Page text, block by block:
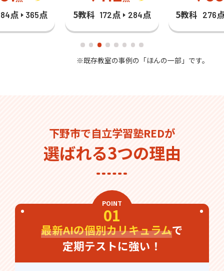
点 365点 5教科 172点 284点 5教科 276
※既存教室の事例の「ほんの一部」です。
下野市で自立学習塾REDが
選ばれる3つの理由
POINT
01
最新AIの個別カリキュラムで
定期テストに強い！